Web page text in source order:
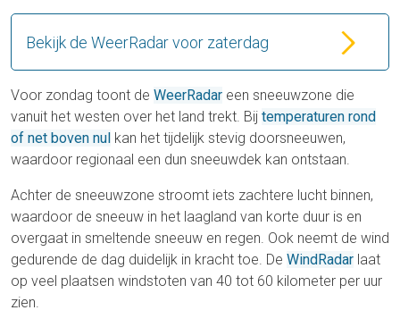
Bekijk de WeerRadar voor zaterdag
Voor zondag toont de WeerRadar een sneeuwzone die
vanuit het westen over het land trekt. Bij temperaturen rond
of net boven nul kan het tijdelijk stevig doorsneeuwen,
waardoor regionaal een dun sneeuwdek kan ontstaan.
Achter de sneeuwzone stroomt iets zachtere lucht binnen,
waardoor de sneeuw in het laagland van korte duur is en
overgaat in smeltende sneeuw en regen. Ook neemt de wind
gedurende de dag duidelijk in kracht toe. De WindRadar laat
op veel plaatsen windstoten van 40 tot 60 kilometer per uur
zien.